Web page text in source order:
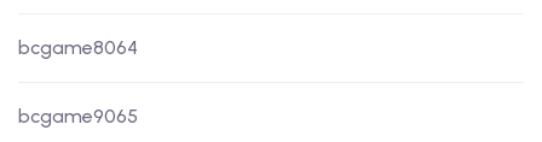
bcgame8064
bcgame9065